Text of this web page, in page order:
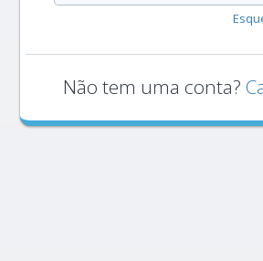
Não tem uma conta?